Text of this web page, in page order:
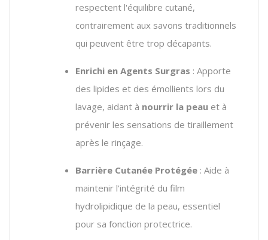
respectent l'équilibre cutané,
contrairement aux savons traditionnels
qui peuvent être trop décapants.
Enrichi en Agents Surgras : Apporte
des lipides et des émollients lors du
lavage, aidant à nourrir la peau et à
prévenir les sensations de tiraillement
après le rinçage.
Barrière Cutanée Protégée : Aide à
maintenir l'intégrité du film
hydrolipidique de la peau, essentiel
pour sa fonction protectrice.